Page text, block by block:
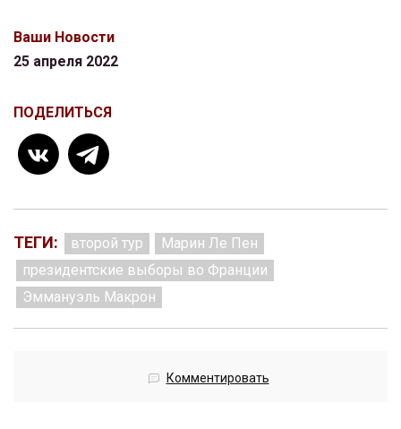
Ваши Новости
25 апреля 2022
ПОДЕЛИТЬСЯ
ТЕГИ: второй тур
Марин Ле Пен
президентские выборы во Франции
Эммануэль Макрон
Комментировать